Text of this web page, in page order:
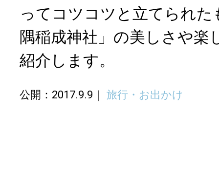
ってコツコツと立てられた
隅稲成神社」の美しさや楽
紹介します。
公開：2017.9.9 旅行・お出かけ